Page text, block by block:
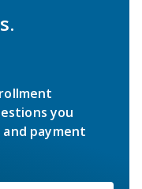
you
payment